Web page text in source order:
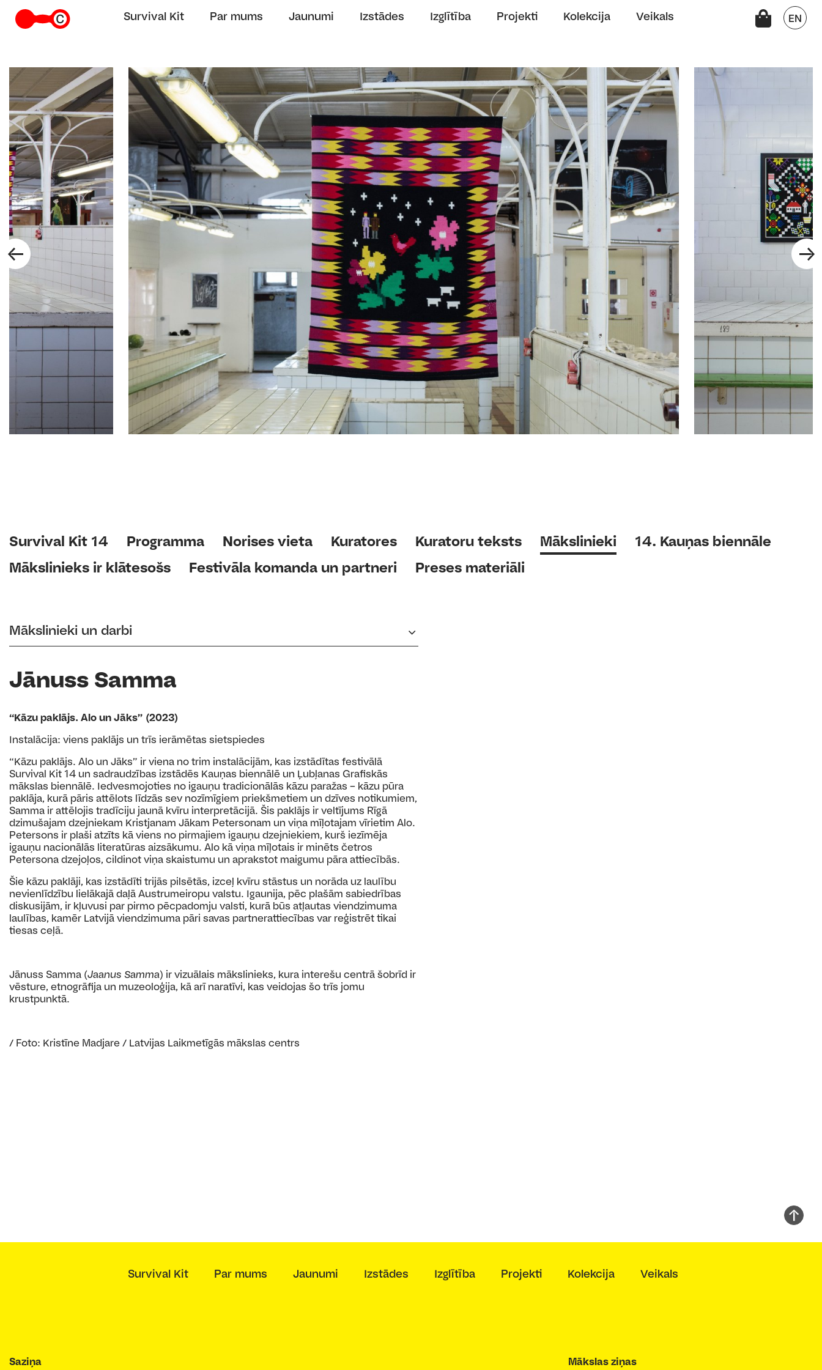
Survival Kit Par mums Jaunumi Izstādes Izglītība Projekti Kolekcija Veikals EN
Survival Kit 14 Programma Norises vieta Kuratores Kuratoru teksts Mākslinieki
14. Kauņas biennāle
Mākslinieks ir klātesošs
Festivāla komanda un partneri Preses materiāli
Mākslinieki un darbi
Jānuss Samma
“Kāzu paklājs. Alo un Jāks” (2023)
Instalācija: viens paklājs un trīs ierāmētas sietspiedes
“Kāzu paklājs. Alo un Jāks” ir viena no trim instalācijām, kas izstādītas festivālā
Survival Kit 14 un sadraudzības izstādēs Kauņas biennālē un Ļubļanas Grafiskās
mākslas biennālē. Iedvesmojoties no igauņu tradicionālās kāzu paražas – kāzu pūra
paklāja, kurā pāris attēlots līdzās sev nozīmīgiem priekšmetiem un dzīves notikumiem,
Samma ir attēlojis tradīciju jaunā kvīru interpretācijā. Šis paklājs ir veltījums Rīgā
dzimušajam dzejniekam Kristjanam Jākam Petersonam un viņa mīļotajam vīrietim Alo.
Petersons ir plaši atzīts kā viens no pirmajiem igauņu dzejniekiem, kurš iezīmēja
igauņu nacionālās literatūras aizsākumu. Alo kā viņa mīļotais ir minēts četros
Petersona dzejoļos, cildinot viņa skaistumu un aprakstot maigumu pāra attiecībās.
Šie kāzu paklāji, kas izstādīti trijās pilsētās, izceļ kvīru stāstus un norāda uz laulību
nevienlīdzību lielākajā daļā Austrumeiropu valstu. Igaunija, pēc plašām sabiedrības
diskusijām, ir kļuvusi par pirmo pēcpadomju valsti, kurā būs atļautas viendzimuma
laulības, kamēr Latvijā viendzimuma pāri savas partnerattiecības var reģistrēt tikai
tiesas ceļā.
Jānuss Samma (Jaanus Samma) ir vizuālais mākslinieks, kura interešu centrā šobrīd ir
vēsture, etnogrāfija un muzeoloģija, kā arī naratīvi, kas veidojas šo trīs jomu
krustpunktā.
/ Foto: Kristīne Madjare / Latvijas Laikmetīgās mākslas centrs
Survival Kit Par mums Jaunumi Izstādes Izglītība Projekti Kolekcija Veikals
Saziņa Mākslas ziņas